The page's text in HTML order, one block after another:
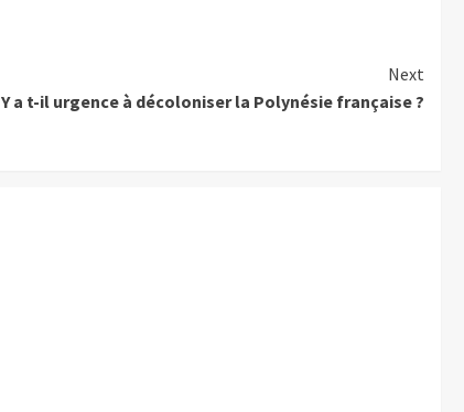
Next
Y a t-il urgence à décoloniser la Polynésie française ?